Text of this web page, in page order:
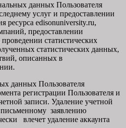
данных Пользователя
услуг и предоставлении
ресурса edisonuniversity.ru,
предоставлении
статистических
статистических данных,
описанных в
данных Пользователя
регистрации Пользователя и
записи. Удаление учетной
заявлению
влечет удаление аккаунта